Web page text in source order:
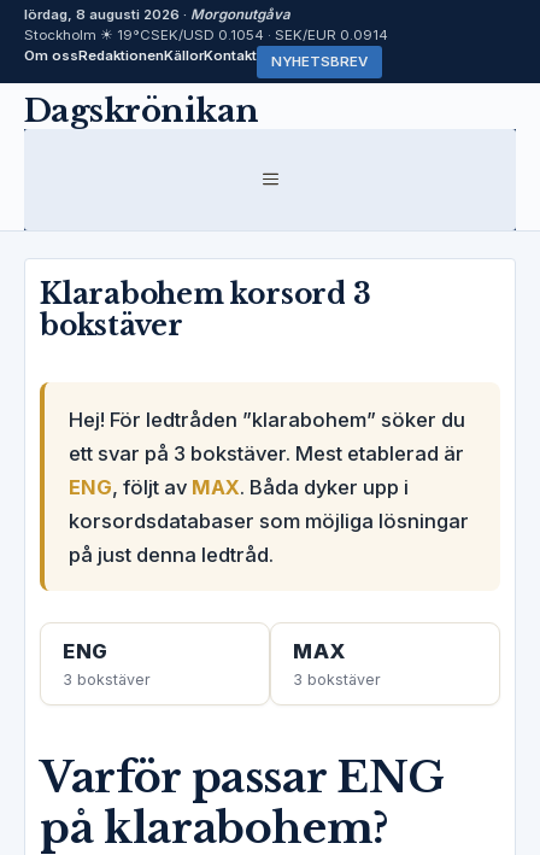
lördag, 8 augusti 2026 · Morgonutgåva
Stockholm ☀ 19°CSEK/USD 0.1054 · SEK/EUR 0.0914
Om ossRedaktionenKällorKontakt NYHETSBREV
HoppaDagskrönikan
MENY
Klarabohem korsord 3
bokstäver
Hej! För ledtråden ”klarabohem” söker du
ett svar på 3 bokstäver. Mest etablerad är
ENG, följt av MAX. Båda dyker upp i
korsordsdatabaser som möjliga lösningar
på just denna ledtråd.
ENG
3 bokstäver
MAX
3 bokstäver
Varför passar ENG
på klarabohem?